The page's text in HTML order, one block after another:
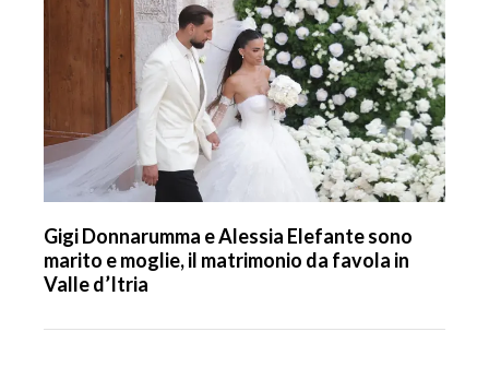
Gigi Donnarumma e Alessia Elefante sono
marito e moglie, il matrimonio da favola in
Valle d’Itria